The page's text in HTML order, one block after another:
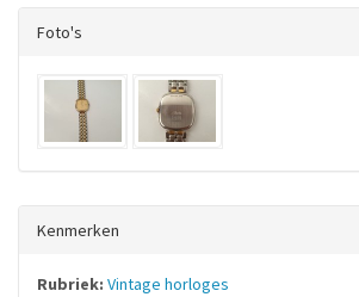
Foto's
Kenmerken
Rubriek: Vintage horloges